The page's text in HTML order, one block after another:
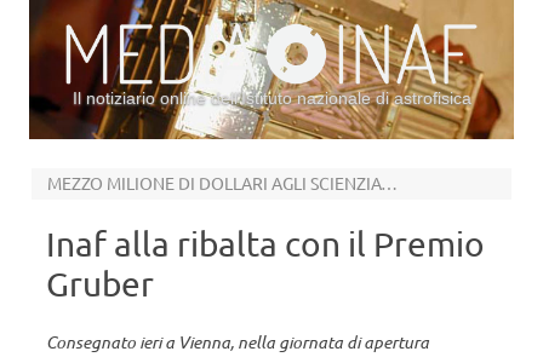
Il notiziario online dell’Istituto nazionale di astrofisica
MEZZO MILIONE DI DOLLARI AGLI SCIENZIATI DI PLANCK
Inaf alla ribalta con il Premio
Gruber
Consegnato ieri a Vienna, nella giornata di apertura